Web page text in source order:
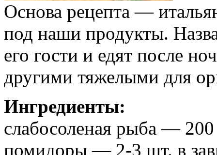
Основа рецепта —
под наши продукты.
его гости и едят после
другими тяжелыми для
Ингредиенты:
слабосоленая рыба — 200
помидоры — 2-3 шт. в